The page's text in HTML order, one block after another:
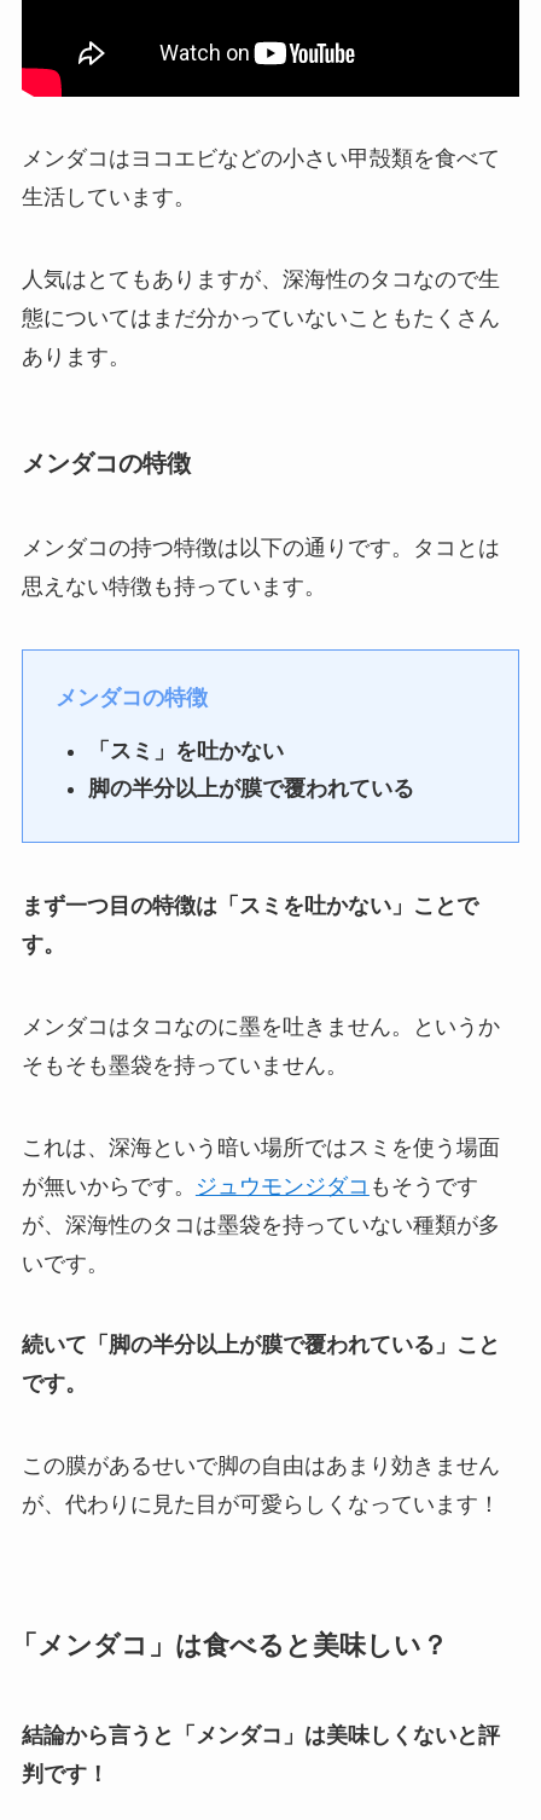
メンダコはヨコエビなどの小さい甲殻類を食べて
生活しています。
人気はとてもありますが、深海性のタコなので生
態についてはまだ分かっていないこともたくさん
あります。
メンダコの特徴
メンダコの持つ特徴は以下の通りです。タコとは
思えない特徴も持っています。
メンダコの特徴
「スミ」を吐かない
脚の半分以上が膜で覆われている
まず一つ目の特徴は「スミを吐かない」ことで
す。
メンダコはタコなのに墨を吐きません。というか
そもそも墨袋を持っていません。
これは、深海という暗い場所ではスミを使う場面
が無いからです。
ジュウモンジダコ もそうです
が、深海性のタコは墨袋を持っていない種類が多
いです。
続いて「脚の半分以上が膜で覆われている」こと
です。
この膜があるせいで脚の自由はあまり効きません
が、代わりに見た目が可愛らしくなっています！
「メンダコ」は食べると美味しい？
結論から言うと「メンダコ」は美味しくないと評
判です！